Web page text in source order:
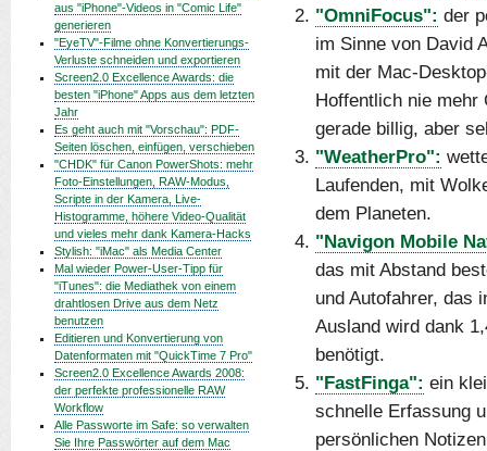
aus "iPhone"-Videos in "Comic Life"
generieren
"EyeTV"-Filme ohne Konvertierungs-
Verluste schneiden und exportieren
Screen2.0 Excellence Awards: die
besten "iPhone" Apps aus dem letzten
Jahr
Es geht auch mit "Vorschau": PDF-
Seiten löschen, einfügen, verschieben
"CHDK" für Canon PowerShots: mehr
Foto-Einstellungen, RAW-Modus,
Scripte in der Kamera, Live-
Histogramme, höhere Video-Qualität
und vieles mehr dank Kamera-Hacks
Stylish: "iMac" als Media Center
Mal wieder Power-User-Tipp für
"iTunes": die Mediathek von einem
drahtlosen Drive aus dem Netz
benutzen
Editieren und Konvertierung von
Datenformaten mit "QuickTime 7 Pro"
Screen2.0 Excellence Awards 2008:
der perfekte professionelle RAW
Workflow
Alle Passworte im Safe: so verwalten
Sie Ihre Passwörter auf dem Mac
"OmniFocus": der
im Sinne von David
mit der Mac-
Hoffentlich nie mehr
gerade billig, aber
"WeatherPro":
Laufenden, mit
dem Planeten.
"Navigon Mobile
das mit Abstand
und Autofahrer, das
Ausland wird dank
benötigt.
"FastFinga": ein
schnelle Erfassung
persönlichen